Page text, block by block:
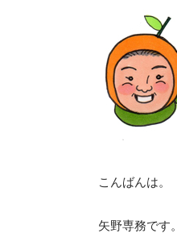
こんばんは。
矢野専務です。